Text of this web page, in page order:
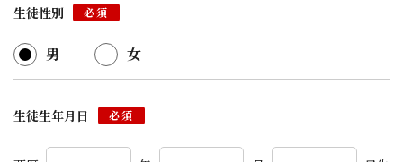
生徒性別 必須
男 女
生徒生年月日 必須